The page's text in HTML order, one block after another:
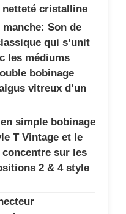
netteté cristalline
Son de
qui s’unit
les médiums
bobinage
vitreux d’un
simple bobinage
T Vintage et le
sur les
2 & 4 style